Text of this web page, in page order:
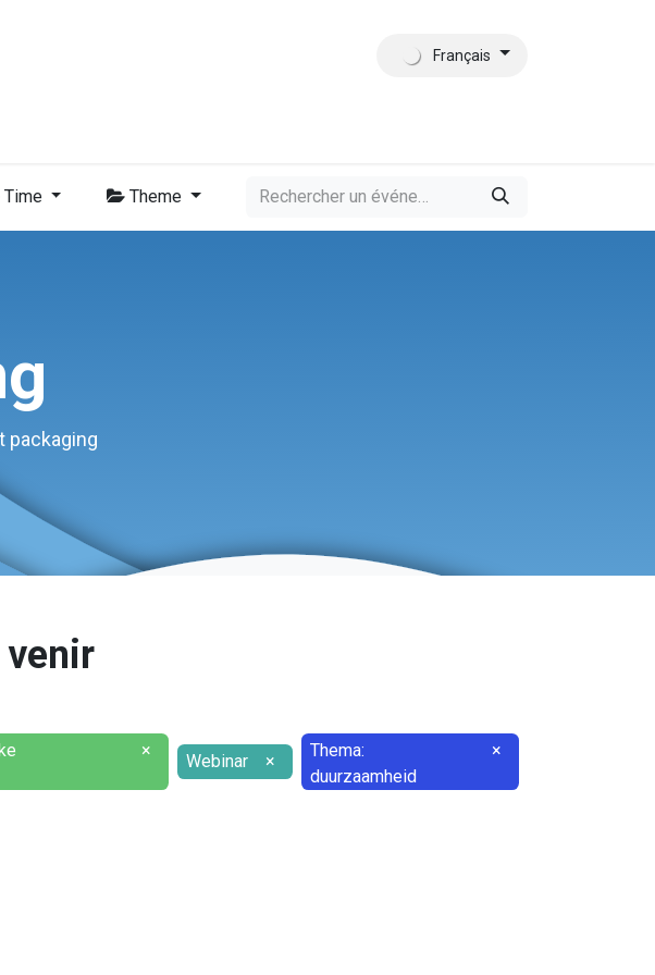
Français
Time Theme
packaging
venir
×
Webinar ×
Thema:
duurzaamheid
×